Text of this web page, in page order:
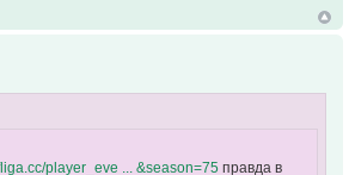
player_eve ... &season=75 правда в